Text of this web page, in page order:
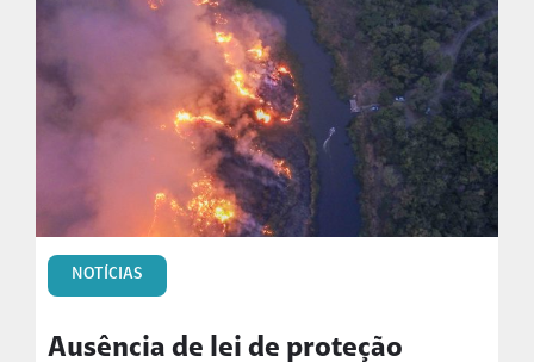
NOTÍCIAS
Ausência de lei de proteção